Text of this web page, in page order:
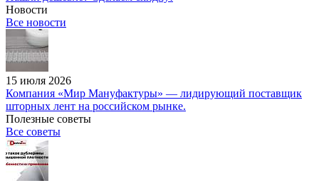
Новости
Все новости
15 июля 2026
Компания «Мир Мануфактуры» — лидирующий поставщик
шторных лент на российском рынке.
Полезные советы
Все советы